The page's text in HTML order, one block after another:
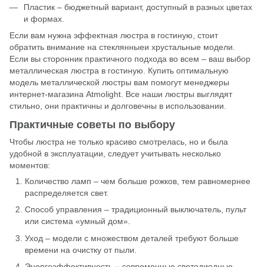
Пластик – бюджетный вариант, доступный в разных цветах
и формах.
Если вам нужна эффектная люстра в гостиную, стоит
обратить внимание на стеклянныеи хрустальные модели.
Если вы сторонник практичного подхода во всем – ваш выбор
металлическая люстра в гостиную. Купить оптимальную
модель металлической люстры вам помогут менеджеры
интернет-магазина Atmolight. Все наши люстры выглядят
стильно, они практичны и долговечны в использовании.
Практичные советы по выбору
Чтобы люстра не только красиво смотрелась, но и была
удобной в эксплуатации, следует учитывать несколько
моментов:
Количество ламп – чем больше рожков, тем равномернее
распределяется свет.
Способ управления – традиционный выключатель, пульт
или система «умный дом».
Уход – модели с множеством деталей требуют больше
времени на очистку от пыли.